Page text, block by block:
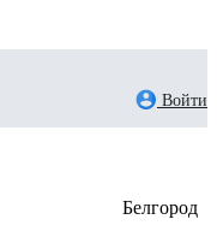
Войти
Белгород